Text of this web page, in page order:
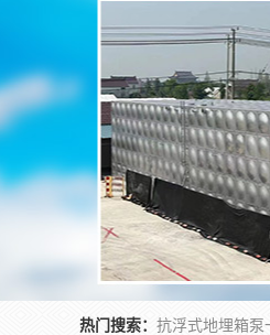
热门搜索：